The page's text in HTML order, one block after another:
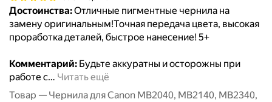
Достоинства:Отличные пигментные чернила на
замену оригинальным!Точная передача цвета, высокая
проработка деталей, быстрое нанесение! 5+
Комментарий: Будьте аккуратны и осторожны при
работе с… Читать ещё
Товар — Чернила для Canon MB2040, MB2140, MB2340,